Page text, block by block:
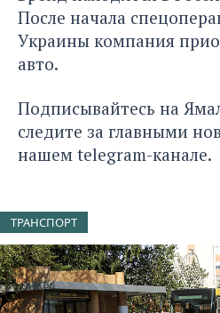
После начала
Украины компания
авто.
Подписывайтесь на
следите за главными
нашем telegram-канале.
ТРАНСПОРТ